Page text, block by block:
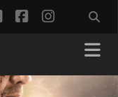
twitterfacebook